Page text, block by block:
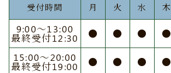
受付時間 月 火 水 木
9:00〜13:00
最終受付12:30 ● ● ● ●
15:00〜20:00
最終受付19:00 ● ● ● ●